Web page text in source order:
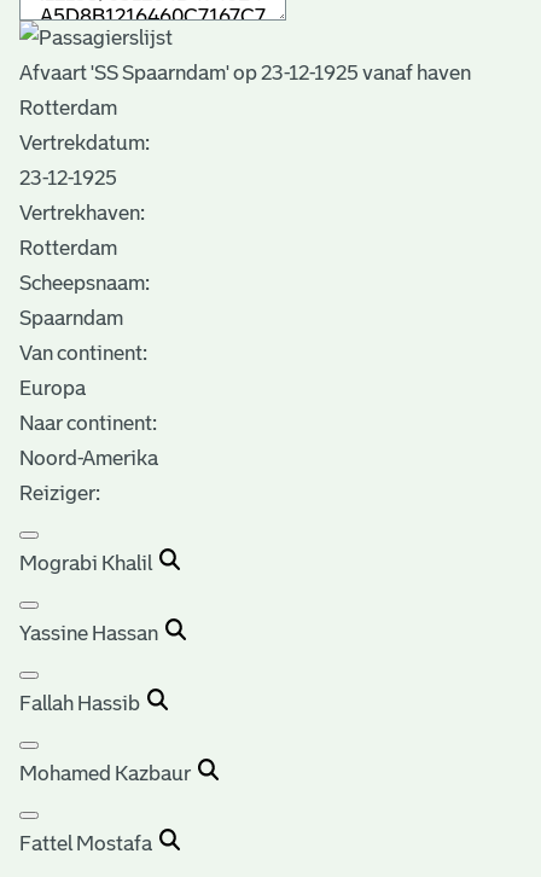
Afvaart 'SS Spaarndam' op 23-12-1925 vanaf haven
Rotterdam
Vertrekdatum:
23-12-1925
Vertrekhaven:
Rotterdam
Scheepsnaam:
Spaarndam
Van continent:
Europa
Naar continent:
Noord-Amerika
Reiziger:
Mograbi Khalil
Yassine Hassan
Fallah Hassib
Mohamed Kazbaur
Fattel Mostafa